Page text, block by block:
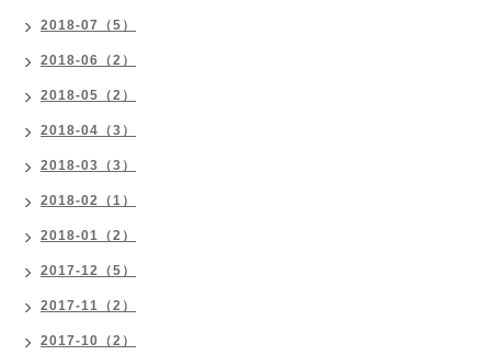
2018-07（5）
2018-06（2）
2018-05（2）
2018-04（3）
2018-03（3）
2018-02（1）
2018-01（2）
2017-12（5）
2017-11（2）
2017-10（2）